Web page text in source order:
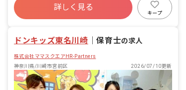
す。 ライフスタイルが身に付くよう、一
人ひとりに寄り添った対応をお願いしま
全員が、それぞれの持ち場で質の高い指
しみ、ご家族の皆様と一緒にすこやかな
心と体の成長を育み、見守りながら支援
していきます。
福利厚生充実
残業少なめ
昇給昇進あり
詳しく見る
キープ
ドンキッズ東名川崎 ｜保育士の求人
株式会社ママスクエアHR-Partners
神奈川県/川崎市宮前区
2026/07/10更新